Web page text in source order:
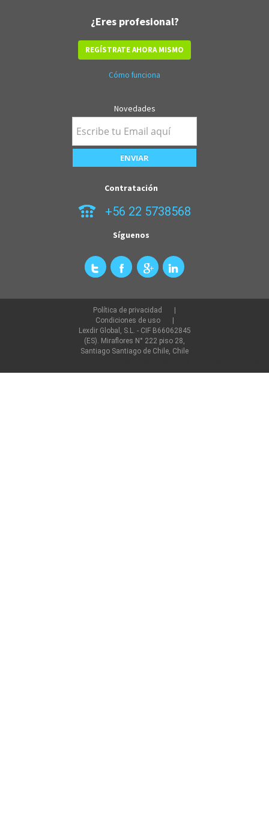
¿Eres profesional?
REGÍSTRATE AHORA MISMO
Cómo funciona
Novedades
Contratación
+56 22 5738568
Síguenos
Política de privacidad
Condiciones de uso
Lexdir Global, S.L. - CIF B66062845
(ES). Miraflores N° 222 piso 28,
Santiago Santiago de Chile, Chile